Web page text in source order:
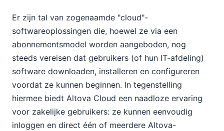
Er zijn tal van zogenaamde "cloud"-
softwareoplossingen die, hoewel ze via een
abonnementsmodel worden aangeboden, nog
steeds vereisen dat gebruikers (of hun IT-afdeling)
software downloaden, installeren en configureren
voordat ze kunnen beginnen. In tegenstelling
hiermee biedt Altova Cloud een naadloze ervaring
voor zakelijke gebruikers: ze kunnen eenvoudig
inloggen en direct één of meerdere Altova-